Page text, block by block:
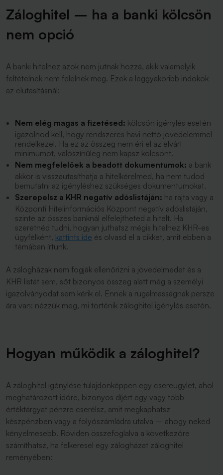
Záloghitel – ha a banki kölcsön
nem opció
A banki hitelhez azok nem jutnak hozzá, akik valamelyik
feltételnek nem felelnek meg. Ezek a leggyakoribb indokok
az elutasításnál:
Nem elég magas a fizetésed: kölcsön igénylés esetén
igazolnod kell, hogy rendszeres havi nettó jövedelemmel
rendelkezel. Ha ez az összeg nem éri el az elvárt
minimumot, valószínűleg nem kapsz kölcsönt.
Nem megfelelőek a beadott dokumentumok: a bank
akkor is visszautasíthatja a hitelkérelmed, ha nem tudod
bemutatni az igényléshez szükséges dokumentumokat.
Szerepelsz a KHR negatív adóslistáján: ha rajta vagy a
Központi Hitelinformációs Központ negatív adóslistáján,
szinte az összes banknál elfelejtheted a hitelt. Ha
szeretnéd tudni, hogyan juthatsz mégis hitelhez KHR-es
ügyfélként, kattints ide és olvasd el a cikket, amit ebben a
témában írtunk.
A zálogházak nem fogják ellenőrizni a jövedelmedet és a
KHR listát sem, sőt bizonyos összeg alatt még a személyi
igazolványodat sem kérik el. Ennek a rugalmasságnak persze
ára van: nézzük meg, mi történik záloghitel igénylés esetén.
Hogyan működik a záloghitel?
A záloghitel igénylése tulajdonképpen egy csereügylet, ahol
meghatározott időre, bizonyos díjért egy vagy több
értéktárgyat pénzre cserélsz, amit megkaphatsz
készpénzben vagy a folyószámládra utalva – ahogy neked
kényelmesebb. Röviden összefoglalva a következőre
számíthatsz, ha felkeresel egy zálogházat záloghitel
reményében: